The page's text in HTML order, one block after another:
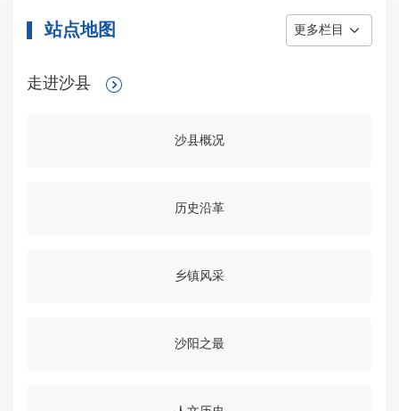
站点地图 更多栏目
走进沙县
沙县概况
历史沿革
乡镇风采
沙阳之最